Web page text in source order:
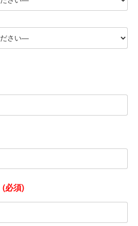
(必須)